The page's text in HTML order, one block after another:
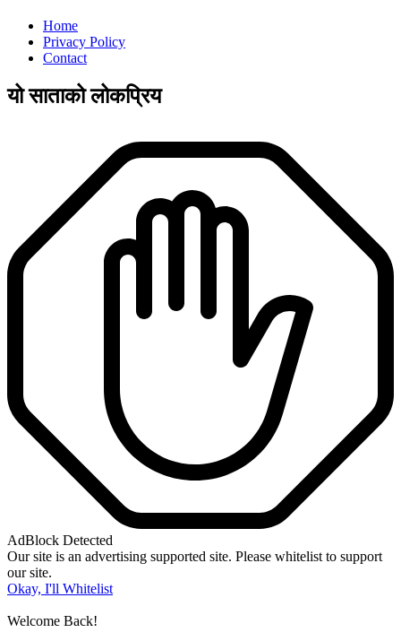
Home
Privacy Policy
Contact
यो साताको लोकप्रिय
AdBlock Detected
Our site is an advertising supported site. Please whitelist to support
our site.
Okay, I'll Whitelist
Welcome Back!